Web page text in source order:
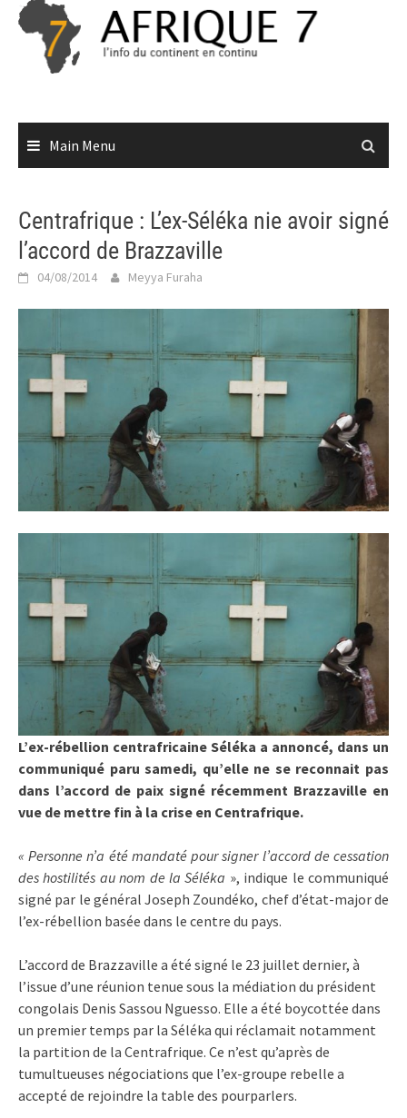
Skip
content
Main Menu
Centrafrique : L’ex-Séléka nie avoir signé
l’accord de Brazzaville
04/08/2014 Meyya Furaha
L’ex-rébellion centrafricaine Séléka a annoncé, dans un
communiqué paru samedi, qu’elle ne se reconnait pas
dans l’accord de paix signé récemment Brazzaville en
vue de mettre fin à la crise en Centrafrique.
« Personne n’a été mandaté pour signer l’accord de cessation
des hostilités au nom de la Séléka », indique le communiqué
signé par le général Joseph Zoundéko, chef d’état-major de
l’ex-rébellion basée dans le centre du pays.
L’accord de Brazzaville a été signé le 23 juillet dernier, à
l’issue d’une réunion tenue sous la médiation du président
congolais Denis Sassou Nguesso. Elle a été boycottée dans
un premier temps par la Séléka qui réclamait notamment
la partition de la Centrafrique. Ce n’est qu’après de
tumultueuses négociations que l’ex-groupe rebelle a
accepté de rejoindre la table des pourparlers.